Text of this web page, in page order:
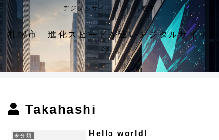
デジタルサイネージ 札幌市
札幌市 進化スピードが速いデジタルサイネー
ジ
Takahashi
未分類 Hello world!